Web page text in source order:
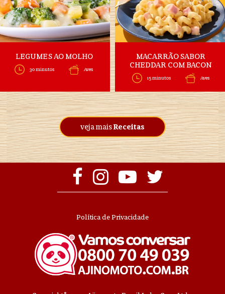
LEGUMES AO MOLHO
30 minutos Aves
MACARRÃO SABOR
CHEDDAR COM BACON
15 minutos Aves
veja maisReceitas
Política de Privacidade